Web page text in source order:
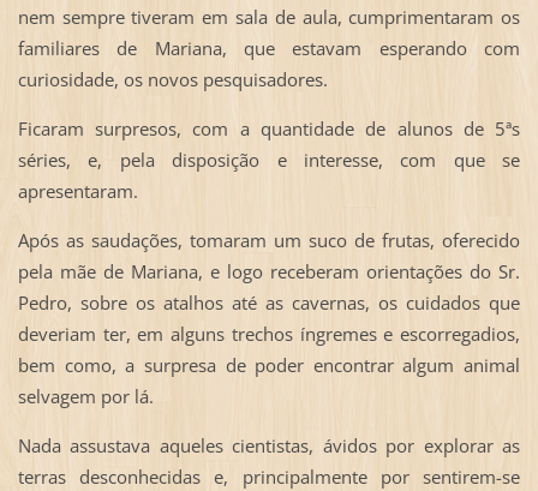
nem sempre tiveram em sala de aula, cumprimentaram os
familiares de Mariana, que estavam esperando com
curiosidade, os novos pesquisadores.
Ficaram surpresos, com a quantidade de alunos de 5ªs
séries, e, pela disposição e interesse, com que se
apresentaram.
Após as saudações, tomaram um suco de frutas, oferecido
pela mãe de Mariana, e logo receberam orientações do Sr.
Pedro, sobre os atalhos até as cavernas, os cuidados que
deveriam ter, em alguns trechos íngremes e escorregadios,
bem como, a surpresa de poder encontrar algum animal
selvagem por lá.
Nada assustava aqueles cientistas, ávidos por explorar as
terras desconhecidas e, principalmente por sentirem-se